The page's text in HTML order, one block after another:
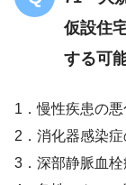
仮設住
する可
1．慢性疾患の悪
2．消化器感染症
3．深部静脈血